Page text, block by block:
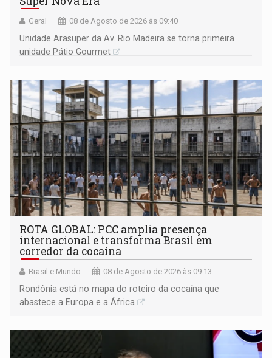
Geral 08 de Agosto de 2026 às 09:40
Unidade Arasuper da Av. Rio Madeira se torna primeira
unidade Pátio Gourmet
ROTA GLOBAL: PCC amplia presença
internacional e transforma Brasil em
corredor da cocaína
Brasil e Mundo 08 de Agosto de 2026 às 09:13
Rondônia está no mapa do roteiro da cocaína que
abastece a Europa e a África